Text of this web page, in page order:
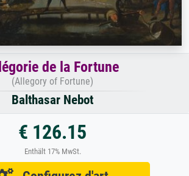
de la Fortune
(Allegory of Fortune)
Balthasar Nebot
€ 126.15
Enthält 17% MwSt.